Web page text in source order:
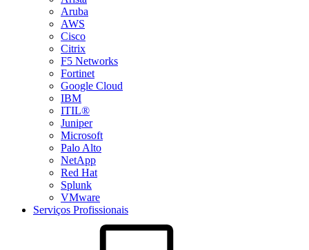
Aruba
AWS
Cisco
Citrix
F5 Networks
Fortinet
Google Cloud
IBM
ITIL®
Juniper
Microsoft
Palo Alto
NetApp
Red Hat
Splunk
VMware
Serviços Profissionais